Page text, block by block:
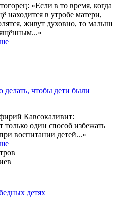
«Если в то время, когда
находится в утробе матери,
живут духовно, то малыш
чтобы дети были
Кавсокаливит:
только один способ избежать
воспитании детей...»
детях